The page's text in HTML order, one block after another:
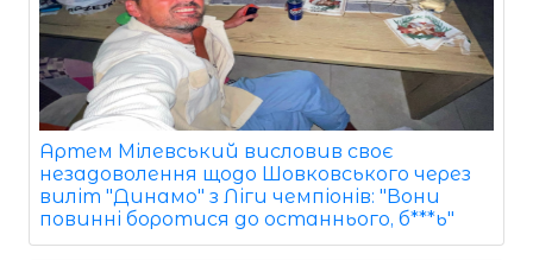
Артем Мілевський висловив своє
незадоволення щодо Шовковського через
виліт "Динамо" з Ліги чемпіонів: "Вони
повинні боротися до останнього, б***ь"